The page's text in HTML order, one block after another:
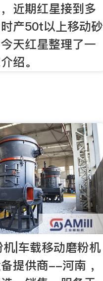
近期红星接到多
产50t以上移动砂
天红星整理了一
绍。
|车载移动磨粉机
提供商--河南 ，